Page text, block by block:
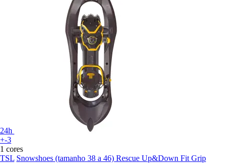
24h
+-3
1 cores
TSL Snowshoes (tamanho 38 a 46) Rescue Up&Down Fit Grip